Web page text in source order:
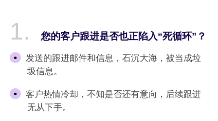
您的客户跟进是否也正陷入“死循环”？
发送的跟进邮件和信息，石沉大海，被当成垃
圾信息。
客户热情冷却，不知是否还有意向，后续跟进
无从下手。